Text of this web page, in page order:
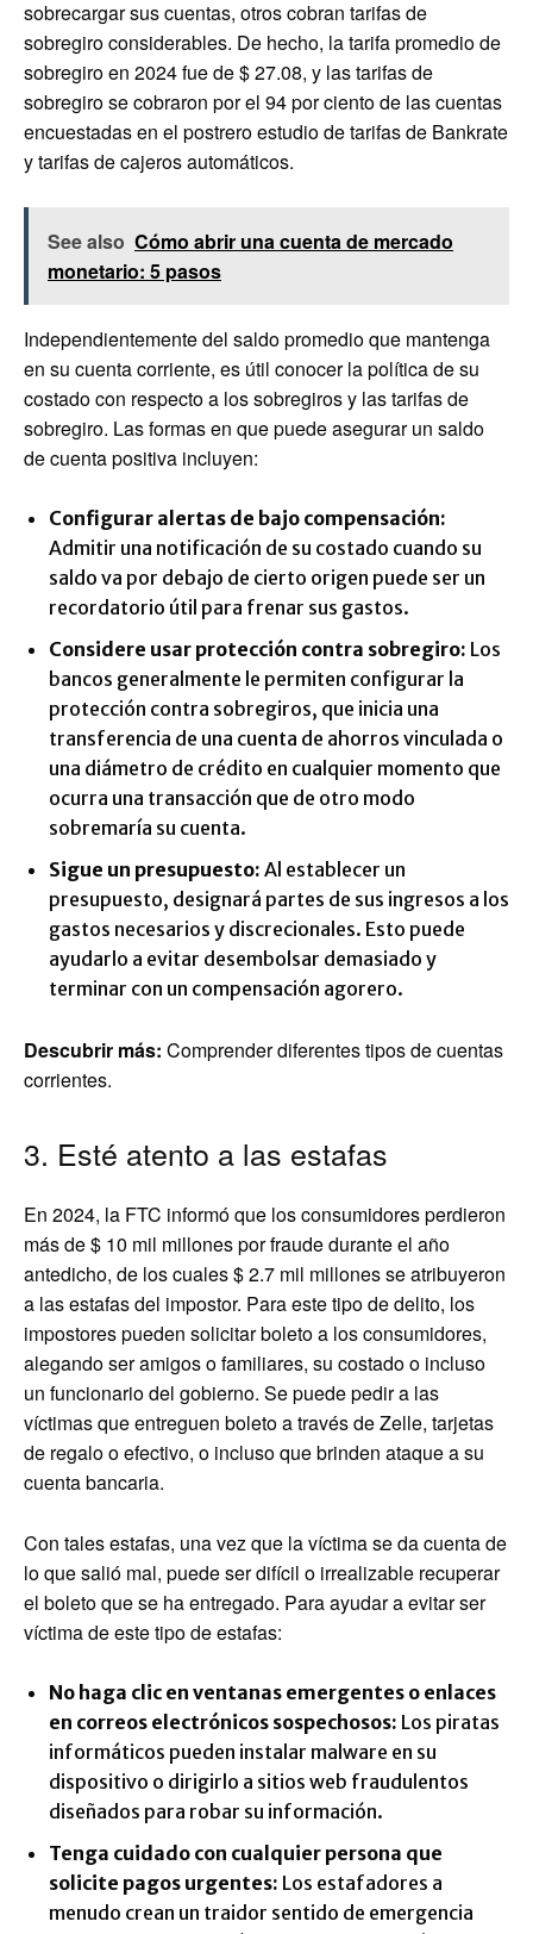
sobrecargar sus cuentas, otros cobran tarifas de
sobregiro considerables. De hecho, la tarifa promedio de
sobregiro en 2024 fue de $ 27.08, y las tarifas de
sobregiro se cobraron por el 94 por ciento de las cuentas
encuestadas en el postrero estudio de tarifas de Bankrate
y tarifas de cajeros automáticos.
See also Cómo abrir una cuenta de mercado
monetario: 5 pasos
Independientemente del saldo promedio que mantenga
en su cuenta corriente, es útil conocer la política de su
costado con respecto a los sobregiros y las tarifas de
sobregiro. Las formas en que puede asegurar un saldo
de cuenta positiva incluyen:
Configurar alertas de bajo compensación:
Admitir una notificación de su costado cuando su
saldo va por debajo de cierto origen puede ser un
recordatorio útil para frenar sus gastos.
Considere usar protección contra sobregiro: Los
bancos generalmente le permiten configurar la
protección contra sobregiros, que inicia una
transferencia de una cuenta de ahorros vinculada o
una diámetro de crédito en cualquier momento que
ocurra una transacción que de otro modo
sobremaría su cuenta.
Sigue un presupuesto: Al establecer un
presupuesto, designará partes de sus ingresos a los
gastos necesarios y discrecionales. Esto puede
ayudarlo a evitar desembolsar demasiado y
terminar con un compensación agorero.
Descubrir más: Comprender diferentes tipos de cuentas
corrientes.
3. Esté atento a las estafas
En 2024, la FTC informó que los consumidores perdieron
más de $ 10 mil millones por fraude durante el año
antedicho, de los cuales $ 2.7 mil millones se atribuyeron
a las estafas del impostor. Para este tipo de delito, los
impostores pueden solicitar boleto a los consumidores,
alegando ser amigos o familiares, su costado o incluso
un funcionario del gobierno. Se puede pedir a las
víctimas que entreguen boleto a través de Zelle, tarjetas
de regalo o efectivo, o incluso que brinden ataque a su
cuenta bancaria.
Con tales estafas, una vez que la víctima se da cuenta de
lo que salió mal, puede ser difícil o irrealizable recuperar
el boleto que se ha entregado. Para ayudar a evitar ser
víctima de este tipo de estafas:
No haga clic en ventanas emergentes o enlaces
en correos electrónicos sospechosos: Los piratas
informáticos pueden instalar malware en su
dispositivo o dirigirlo a sitios web fraudulentos
diseñados para robar su información.
Tenga cuidado con cualquier persona que
solicite pagos urgentes: Los estafadores a
menudo crean un traidor sentido de emergencia